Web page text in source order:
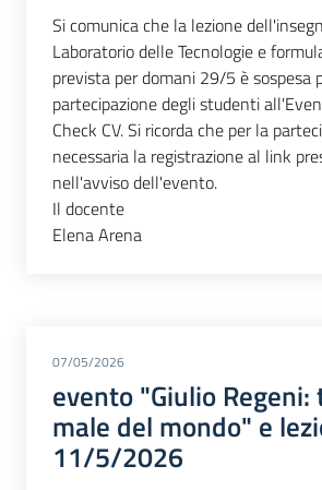
Si comunica che la lezione
Laboratorio delle Tecnologie e
prevista per domani 29/5 è sospesa
partecipazione degli studenti
Check CV. Si ricorda che per la
necessaria la registrazione al link
nell'avviso dell'evento.
Il docente
Elena Arena
07/05/2026
evento "Giulio
male del mondo" e
11/5/2026